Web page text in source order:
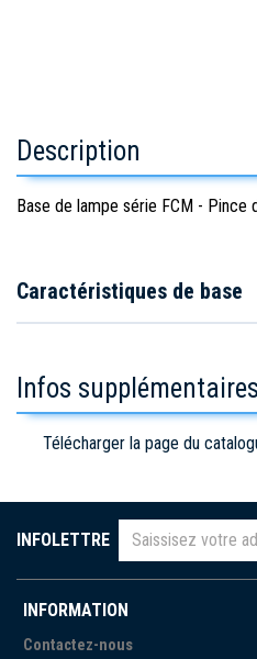
Description
Base de lampe série FCM - Pince
Caractéristiques de base
Infos supplémentaires
Télécharger la page du
INFOLETTRE
INFORMATION
Contactez-nous